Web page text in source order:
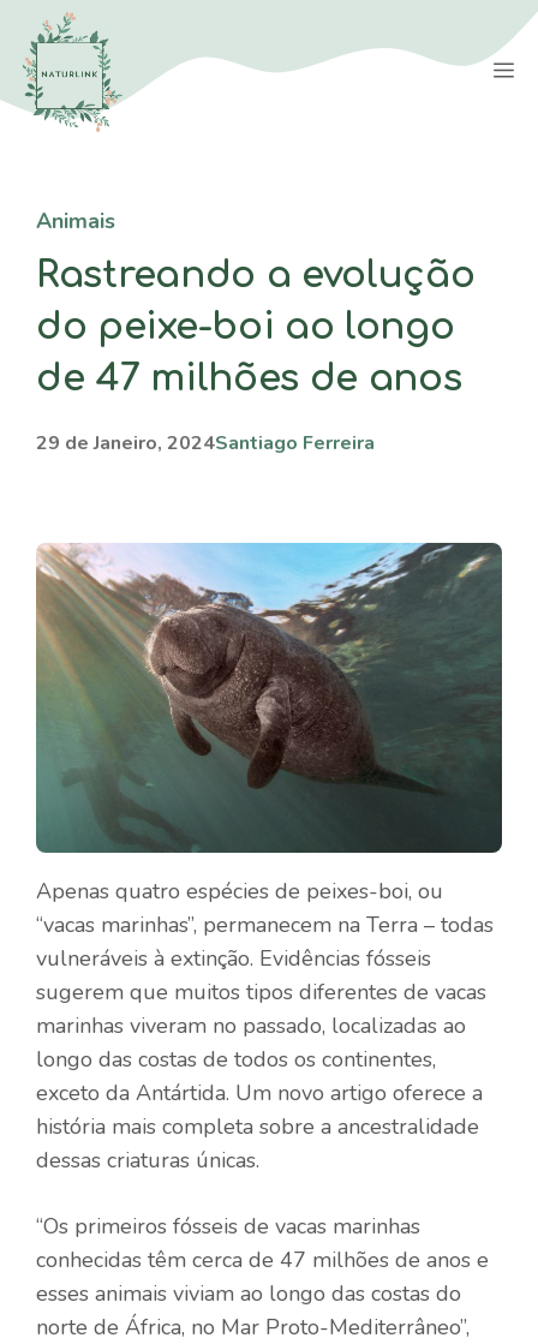
Saltar
para
conteúdo
Animais
Rastreando a evolução
do peixe-boi ao longo
de 47 milhões de anos
29 de Janeiro, 2024Santiago Ferreira
Apenas quatro espécies de peixes-boi, ou
“vacas marinhas”, permanecem na Terra – todas
vulneráveis ​​à extinção. Evidências fósseis
sugerem que muitos tipos diferentes de vacas
marinhas viveram no passado, localizadas ao
longo das costas de todos os continentes,
exceto da Antártida. Um novo artigo oferece a
história mais completa sobre a ancestralidade
dessas criaturas únicas.
“Os primeiros fósseis de vacas marinhas
conhecidas têm cerca de 47 milhões de anos e
esses animais viviam ao longo das costas do
norte de África, no Mar Proto-Mediterrâneo”,